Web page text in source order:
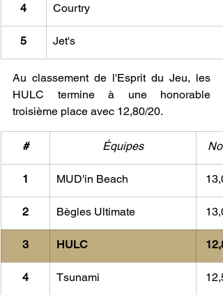
4 Courtry
5 Jet's
Au classement de l'Esprit du Jeu, les
HULC termine à une honorable
troisième place avec 12,80/20.
# Équipes
1 MUD'in Beach
2 Bègles Ultimate
3 HULC
4 Tsunami